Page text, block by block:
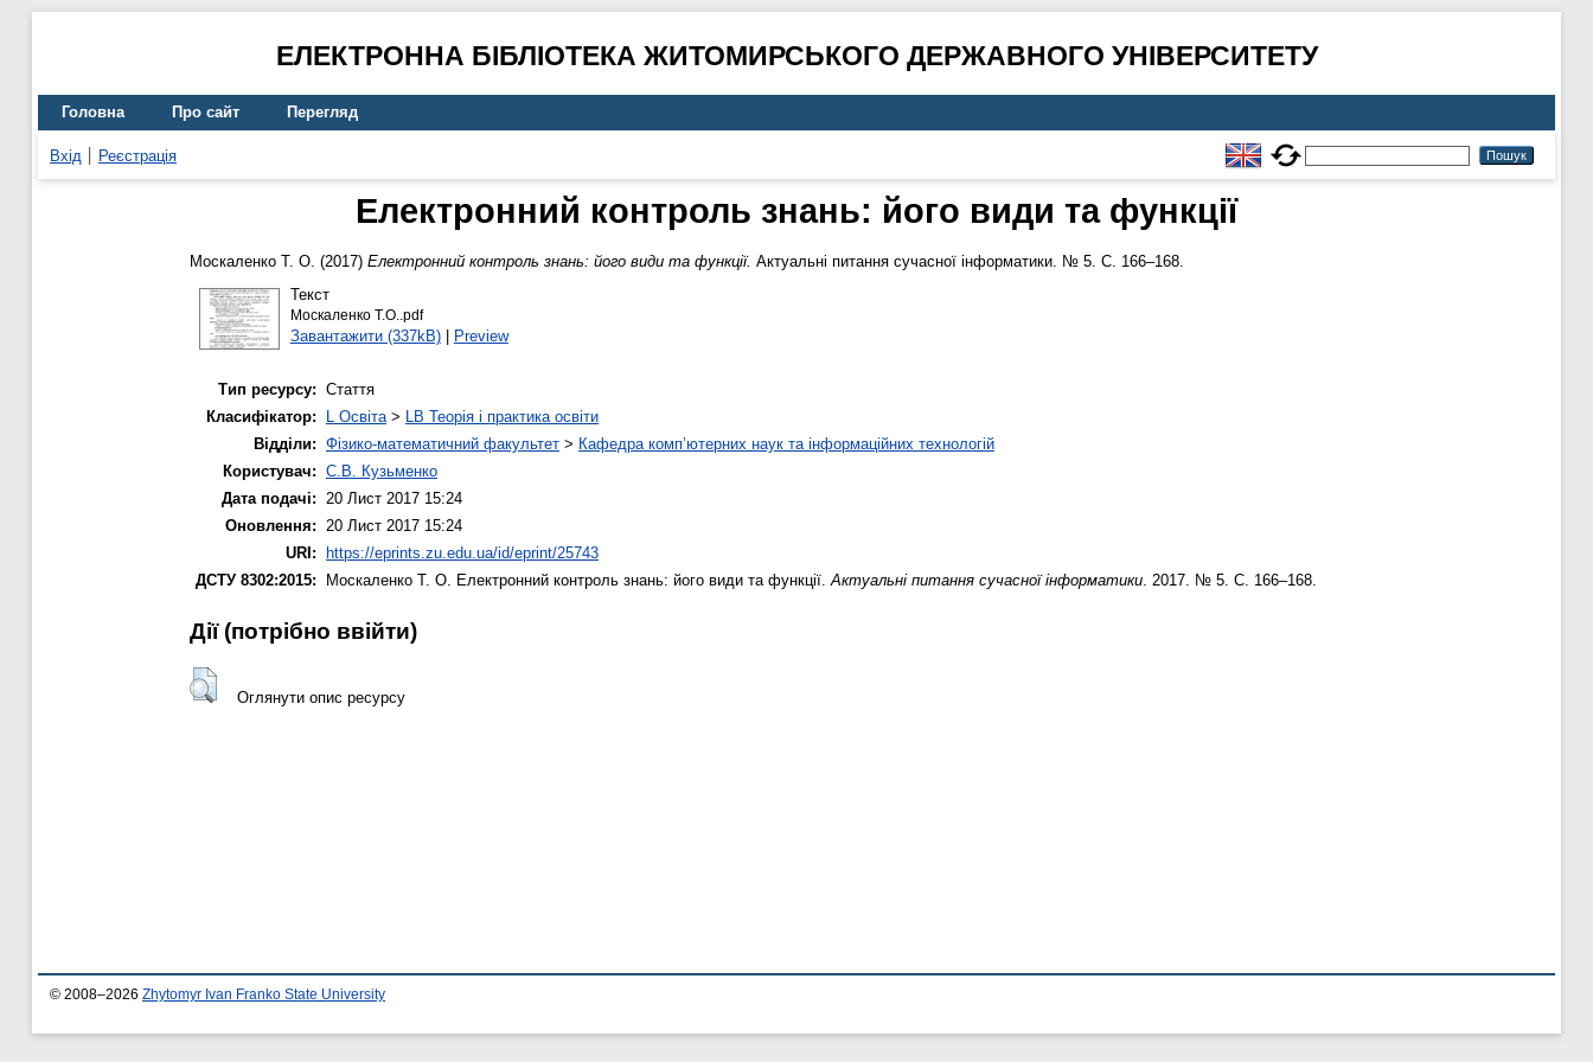
ЕЛЕКТРОННА БІБЛІОТЕКА ЖИТОМИРСЬКОГО ДЕРЖАВНОГО УНІВЕРСИТЕТУ
Головна Про сайт Перегляд
Вхід Реєстрація
Електронний контроль знань: його види та функції
Москаленко Т. О. (2017) Електронний контроль знань: його види та функції. Актуальні питання сучасної інформатики. № 5. С. 166–168.
Текст
Москаленко Т.О..pdf
Завантажити (337kB)| Preview
Тип ресурсу: Стаття
Класифікатор:
L Освіта> LB Теорія і практика освіти
Відділи: Фізико-математичний факультет > Кафедра комп’ютерних наук та інформаційних технологій
Користувач: С.В. Кузьменко
Дата подачі: 20 Лист 2017 15:24
Оновлення: 20 Лист 2017 15:24
URI:
https://eprints.zu.edu.ua/id/eprint/25743
ДСТУ 8302:2015:
Москаленко Т. О. Електронний контроль знань: його види та функції.Актуальні питання сучасної інформатики. 2017. № 5. С. 166–168.
Дії ​​(потрібно ввійти)
Оглянути опис ресурсу
© 2008–2026 Zhytomyr Ivan Franko State University